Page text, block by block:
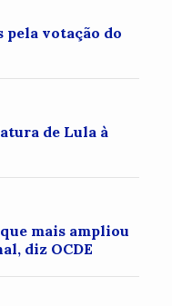
pela votação do
de Lula à
mais ampliou
diz OCDE